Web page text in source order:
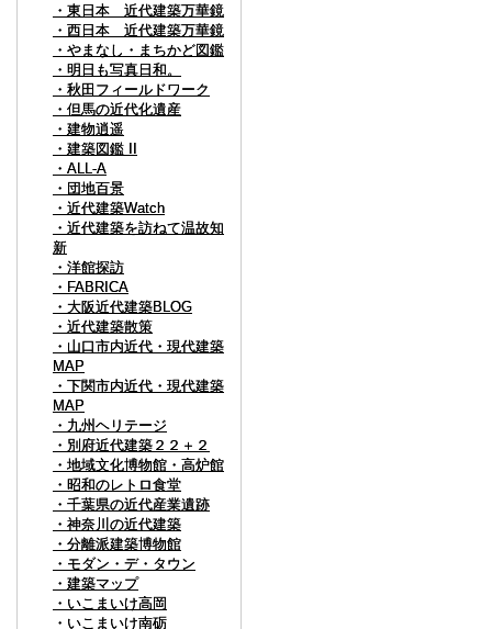
・東日本 近代建築万華鏡
・西日本 近代建築万華鏡
・やまなし・まちかど図鑑
・明日も写真日和。
・秋田フィールドワーク
・但馬の近代化遺産
・建物逍遥
・建築図鑑 II
・ALL-A
・団地百景
・近代建築Watch
・近代建築を訪ねて温故知
新
・洋館探訪
・FABRICA
・大阪近代建築BLOG
・近代建築散策
・山口市内近代・現代建築
MAP
・下関市内近代・現代建築
MAP
・九州ヘリテージ
・別府近代建築２２＋２
・地域文化博物館・高炉館
・昭和のレトロ食堂
・千葉県の近代産業遺跡
・神奈川の近代建築
・分離派建築博物館
・モダン・デ・タウン
・建築マップ
・いこまいけ高岡
・いこまいけ南砺
・東日本 近代建築万華鏡
・西日本 近代建築万華鏡
・やまなし・まちかど図鑑
・明日も写真日和。
・秋田フィールドワーク
・但馬の近代化遺産
・建物逍遥
・建築図鑑 II
・ALL-A
・団地百景
・近代建築Watch
・近代建築を訪ねて温故知
新
・洋館探訪
・FABRICA
・大阪近代建築BLOG
・近代建築散策
・山口市内近代・現代建築
MAP
・下関市内近代・現代建築
MAP
・九州ヘリテージ
・別府近代建築２２＋２
・地域文化博物館・高炉館
・昭和のレトロ食堂
・千葉県の近代産業遺跡
・神奈川の近代建築
・分離派建築博物館
・モダン・デ・タウン
・建築マップ
・いこまいけ高岡
・いこまいけ南砺